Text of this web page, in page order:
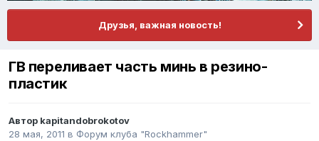
Друзья, важная новость!
ГВ переливает часть минь в резино-
пластик
Автор kapitandobrokotov
28 мая, 2011 в Форум клуба "Rockhammer"